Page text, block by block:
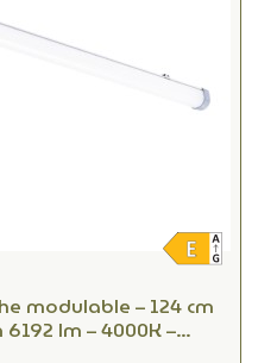
modulable – 124 cm
lm – 4000K –